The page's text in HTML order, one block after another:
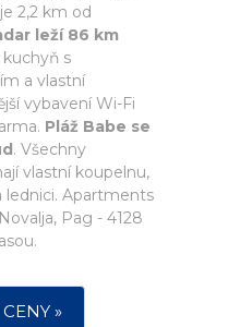
2,2 km od
leží 86 km
kuchyň s
a vlastní
vybavení Wi-Fi
Pláž Babe se
. Všechny
vlastní koupelnu,
lednici. Apartments
Pag - 4128
»